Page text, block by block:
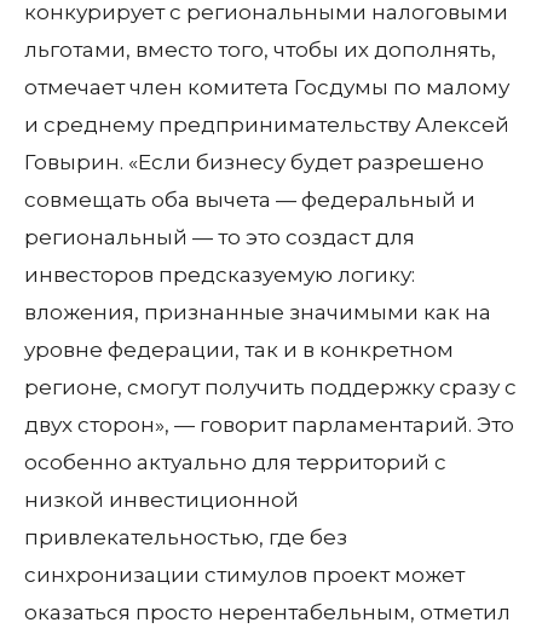
конкурирует с региональными налоговыми
льготами, вместо того, чтобы их дополнять,
отмечает член комитета Госдумы по малому
и среднему предпринимательству Алексей
Говырин. «Если бизнесу будет разрешено
совмещать оба вычета — федеральный и
региональный — то это создаст для
инвесторов предсказуемую логику:
вложения, признанные значимыми как на
уровне федерации, так и в конкретном
регионе, смогут получить поддержку сразу с
двух сторон», — говорит парламентарий. Это
особенно актуально для территорий с
низкой инвестиционной
привлекательностью, где без
синхронизации стимулов проект может
оказаться просто нерентабельным, отметил